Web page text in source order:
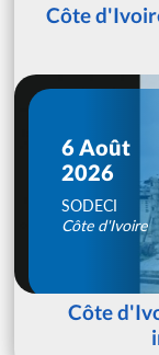
Côte
6 Août
2026
SODECI
Côte d'Ivoire
Côte